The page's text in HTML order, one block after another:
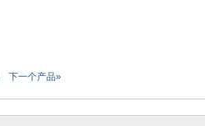
下一个产品»